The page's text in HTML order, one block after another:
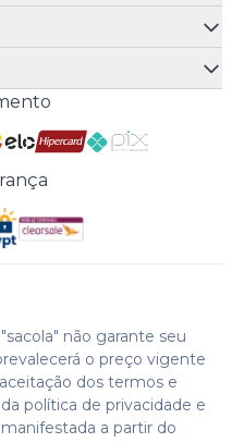
não garante seu
o preço vigente
dos termos e
política de privacidade e
a partir do